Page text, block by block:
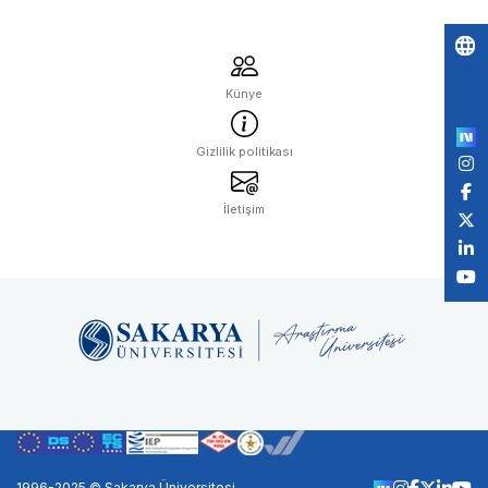
Künye
Gizlilik politikası
İletişim